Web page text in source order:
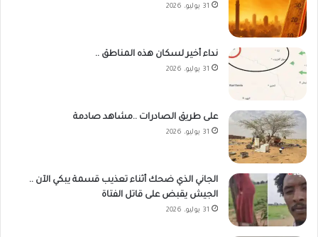
31 يوليو، 2026
نداء أخير لسكان هذه المناطق ..
31 يوليو، 2026
على طريق الصادرات ..مشاهد صادمة
31 يوليو، 2026
الجاني الذي ضحك أثناء تعذيب قسمة يبكي الآن ..
الجيش يقبض على قاتل الفتاة
31 يوليو، 2026